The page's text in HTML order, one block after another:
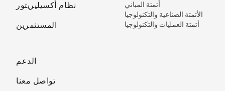
نظام أكسيليريتور
المستثمرين
أتمتة المباني
الأتمتة الصناعية والتكنولوجيا
أتمتة العمليات والتكنولوجيا
الدعم
تواصل معنا